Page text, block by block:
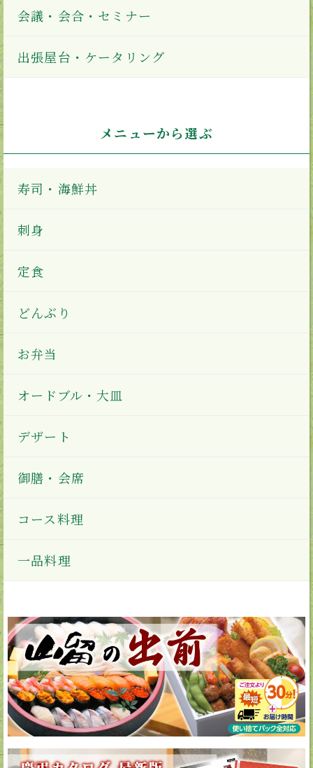
会議・会合・セミナー
出張屋台・ケータリング
メニューから選ぶ
寿司・海鮮丼
刺身
定食
どんぶり
お弁当
オードブル・大皿
デザート
御膳・会席
コース料理
一品料理